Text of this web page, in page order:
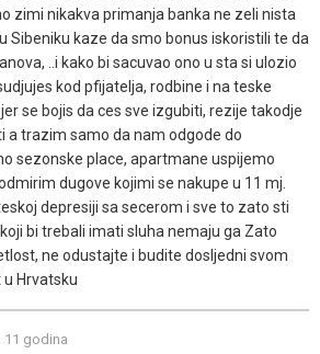
zimi nikakva primanja banka ne zeli nista
Sibeniku kaze da smo bonus iskoristili te da
..i kako bi sacuvao ono u sta si ulozio
kod pfijatelja, rodbine i na teske
se bojis da ces sve izgubiti, rezije takodje
a trazim samo da nam odgode do
sezonske place, apartmane uspijemo
dugove kojimi se nakupe u 11 mj.
depresiji sa secerom i sve to zato sti
bi trebali imati sluha nemaju ga Zato
ne odustajte i budite dosljedni svom
Hrvatsku
11 godina